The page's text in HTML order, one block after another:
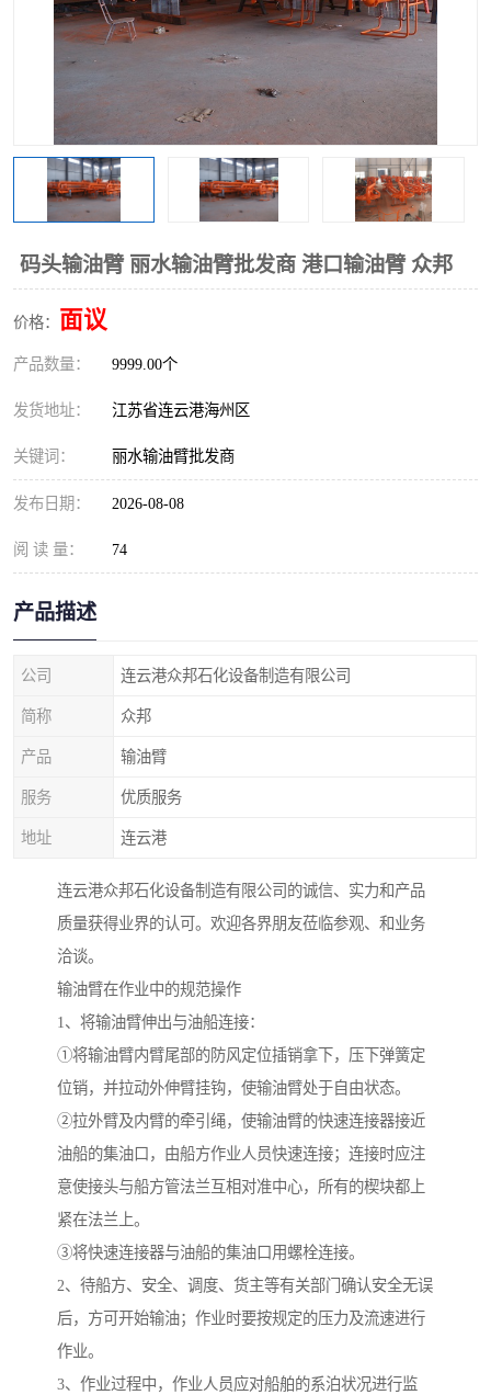
码头输油臂 丽水输油臂批发商 港口输油臂 众邦
价格： 面议
产品数量： 9999.00个
发货地址： 江苏省连云港海州区
关键词： 丽水输油臂批发商
发布日期： 2026-08-08
阅 读 量： 74
产品描述
公司 连云港众邦石化设备制造有限公司
简称 众邦
产品 输油臂
服务 优质服务
地址 连云港
连云港众邦石化设备制造有限公司的诚信、实力和产品
质量获得业界的认可。欢迎各界朋友莅临参观、和业务
洽谈。
输油臂在作业中的规范操作
1、将输油臂伸出与油船连接：
①将输油臂内臂尾部的防风定位插销拿下，压下弹簧定
位销，并拉动外伸臂挂钩，使输油臂处于自由状态。
②拉外臂及内臂的牵引绳，使输油臂的快速连接器接近
油船的集油口，由船方作业人员快速连接；连接时应注
意使接头与船方管法兰互相对准中心，所有的楔块都上
紧在法兰上。
③将快速连接器与油船的集油口用螺栓连接。
2、待船方、安全、调度、货主等有关部门确认安全无误
后，方可开始输油；作业时要按规定的压力及流速进行
作业。
3、作业过程中，作业人员应对船舶的系泊状况进行监